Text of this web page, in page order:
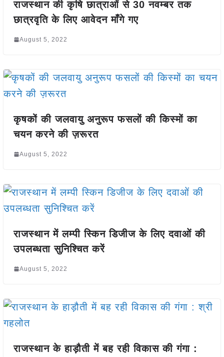
राजस्थान की कृषि छात्राओं से 30 नवम्बर तक
छात्रवृति के लिए आवेदन माँगे गए
August 5, 2022
कृषकों की जलवायु अनुरूप फसलों की किस्मों का
चयन करने की ज़रूरत
August 5, 2022
राजस्थान में लम्पी स्किन डिजीज के लिए दवाओं की
उपलब्धता सुनिश्चित करें
August 5, 2022
राजस्थान के हाड़ौती में बह रही विकास की गंगा :